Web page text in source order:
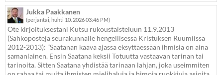
Jukka Paakkanen
(perjantai, huhti 10. 2026 03:46 PM)
Ote kirjoituksestani Kutsu rukoustaisteluun 11.9.2013
(Sähköposteja seurakunnalle hengellisessä Kristuksen Ruumiissa
2012-2013): ”Saatanan kaava ajassa eksyttäessään ihmisiä on aina
samanlainen. Ensin Saatana keksii Totuutta vastaavan tarinan tai
tarinoita. Sitten Saatana yhdistää tarinaan lahjan, joka useimmiten